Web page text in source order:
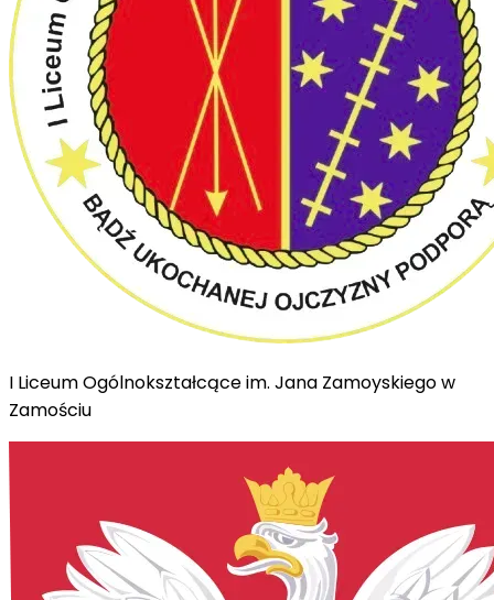
I Liceum Ogólnokształcące im. Jana Zamoyskiego w
Zamościu